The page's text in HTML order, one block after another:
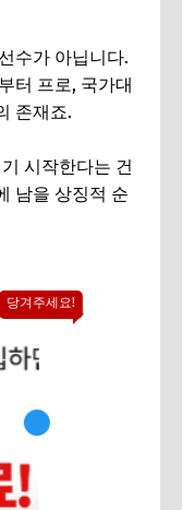
수가 아닙니다.
터 프로, 국가대
존재죠.
시작한다는 건
남을 상징적 순
당겨주세요!